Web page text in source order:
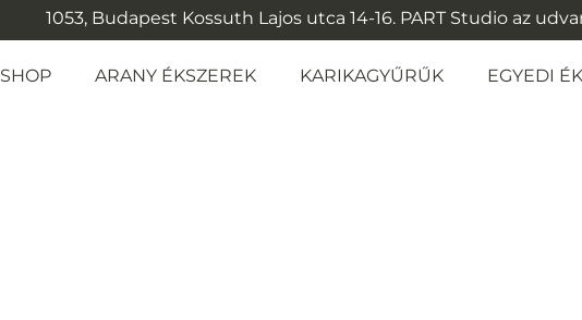
1053, Budapest Kossuth Lajos utca 14-16. PART Studio az
SHOP ARANY ÉKSZEREK KARIKAGYŰRŰK EGYEDI